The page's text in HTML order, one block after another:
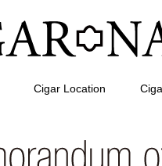
Cigar Location